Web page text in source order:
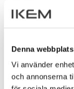
Denna
Vi använder
och annonserna